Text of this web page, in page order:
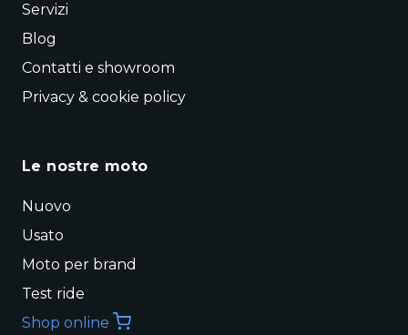
Servizi
Blog
Contatti e showroom
Privacy & cookie policy
Le nostre moto
Nuovo
Usato
Moto per brand
Test ride
Shop online